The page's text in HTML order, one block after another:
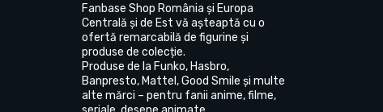
Fanbase Shop România și Europa
Centrală și de Est vă așteaptă cu o
ofertă remarcabilă de figurine și
produse de colecție.
Produse de la Funko, Hasbro,
Banpresto, Mattel, Good Smile și multe
alte mărci – pentru fanii anime, filme,